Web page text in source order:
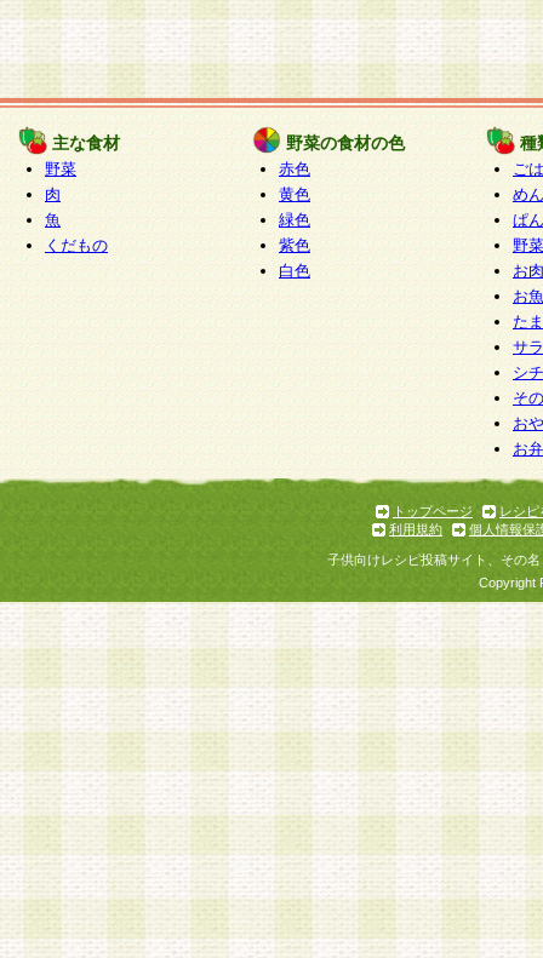
主な食材
野菜
肉
魚
くだもの
野菜の食材の色
赤色
黄色
緑色
紫色
白色
種
ご
めん
ぱん
野
お
お
た
サ
シ
そ
お
お
トップページ
レシピ
利用規約
個人情報保
子供向けレシピ投稿サイト、その
Copyright